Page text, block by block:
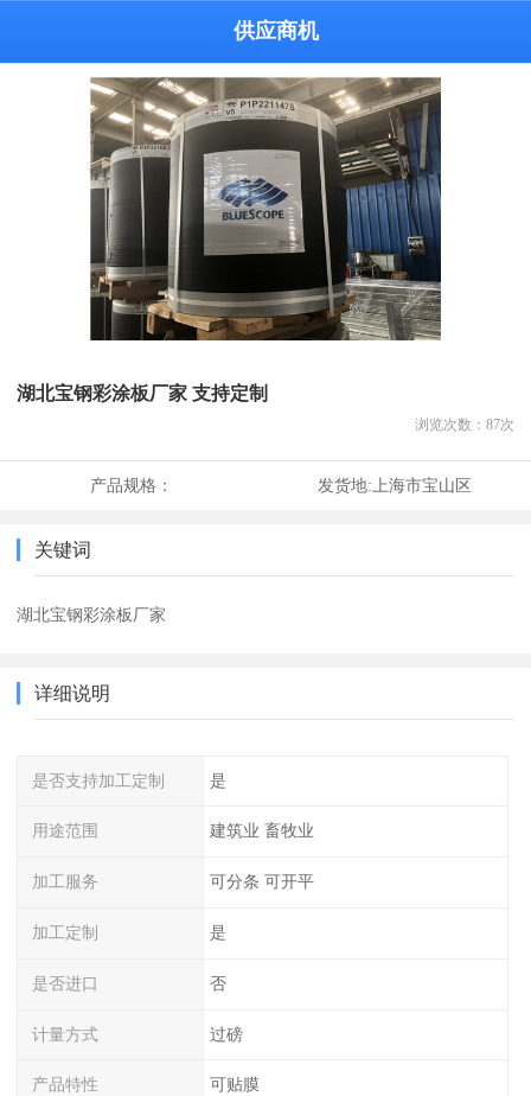
供应商机
湖北宝钢彩涂板厂家 支持定制
浏览次数： 87次
产品规格： 发货地:上海市宝山区
关键词
湖北宝钢彩涂板厂家
详细说明
是否支持加工定制 是
用途范围 建筑业 畜牧业
加工服务 可分条 可开平
加工定制 是
是否进口 否
计量方式 过磅
产品特性 可贴膜